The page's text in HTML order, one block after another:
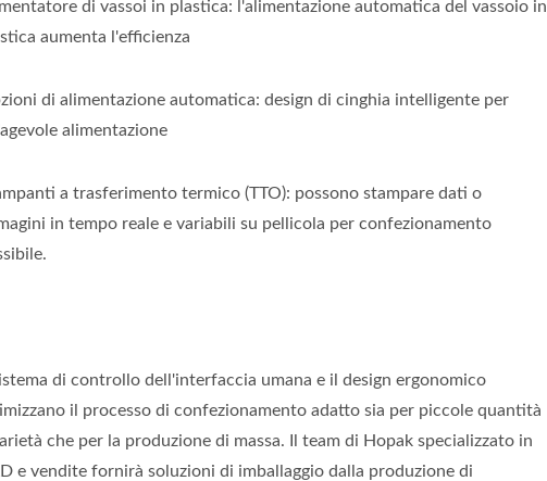
di vassoi in plastica: l'alimentazione automatica del vassoio in
aumenta l'efficienza
di alimentazione automatica: design di cinghia intelligente per
alimentazione
a trasferimento termico (TTO): possono stampare dati o
in tempo reale e variabili su pellicola per confezionamento
di controllo dell'interfaccia umana e il design ergonomico
il processo di confezionamento adatto sia per piccole quantità
che per la produzione di massa. Il team di Hopak specializzato in
e vendite fornirà soluzioni di imballaggio dalla produzione di